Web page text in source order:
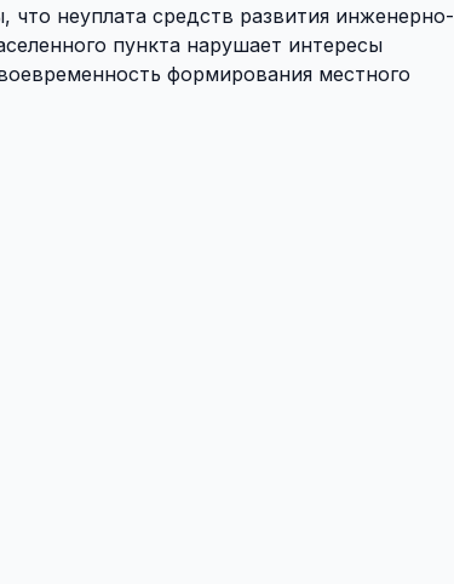
что неуплата средств развития инженерно-
пункта нарушает интересы
формирования местного